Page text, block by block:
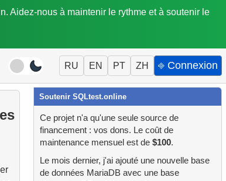
Aidez-nous à maintenir le rythme et à soutenir le
RU EN PT ZH ⎆ Connexion
Soutenir SQLtest.online
Ce projet n'a qu'une seule source de
financement : vos dons. Le coût de
maintenance mensuel est de $100.
Le mois dernier, j'ai ajouté une nouvelle base
de données MariaDB avec une base